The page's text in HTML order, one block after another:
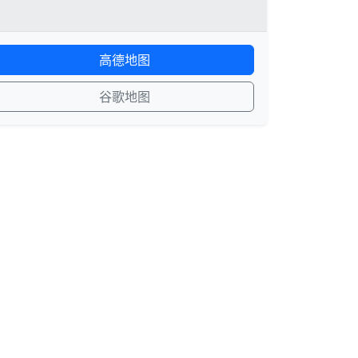
高德地图
谷歌地图